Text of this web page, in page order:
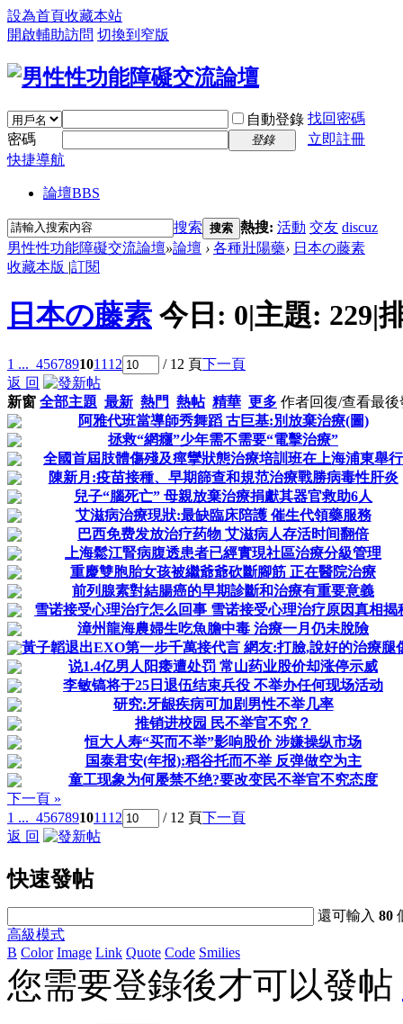
設為首頁收藏本站
開啟輔助訪問 切換到窄版
自動登錄 找回密碼
密碼
登錄
立即註冊
快捷導航
論壇BBS
搜索 搜索 熱搜: 活動 交友 discuz
男性性功能障礙交流論壇»論壇 › 各種壯陽藥› 日本の藤素
收藏本版 |訂閱
日本の藤素 今日: 0|主題: 229|
1 ... 4567891011 12 / 12 頁下一頁
返 回
新窗 全部主題 最新 熱門 熱帖 精華 更多 作者回復/查看最後
阿雅代班當導師秀舞蹈 古巨基:別放棄治療(圖)
拯救“網癮”少年需不需要“電擊治療”
全國首屆肢體傷殘及痙攣狀態治療培訓班在上海浦東舉行
陳新月:疫苗接種、早期篩查和規范治療戰勝病毒性肝炎
兒子“腦死亡” 母親放棄治療捐獻其器官救助6人
艾滋病治療現狀:最缺臨床陪護 催生代領藥服務
巴西免费发放治疗药物 艾滋病人存活时间翻倍
上海鬆江腎病腹透患者已經實現社區治療分級管理
重慶雙胞胎女孩被繼爺爺砍斷腳筋 正在醫院治療
前列腺素對結腸癌的早期診斷和治療有重要意義
雪诺接受心理治疗怎么回事 雪诺接受心理治疗原因真相揭
漳州龍海農婦生吃魚膽中毒 治療一月仍未脫險
黃子韜退出EXO第一步千萬接代言 網友:打臉,說好的治療腿
说1.4亿男人阳痿遭处罚 常山药业股价却涨停示威
李敏镐将于25日退伍结束兵役 不举办任何现场活动
研究:牙龈疾病可加剧男性不举几率
推销进校园 民不举官不究？
恒大人寿“买而不举”影响股价 涉嫌操纵市场
国泰君安(年报):稻谷托而不举 反弹做空为主
童工现象为何屡禁不绝?要改变民不举官不究态度
下一頁 »
1 ... 4567891011 12 / 12 頁下一頁
返 回
快速發帖
還可輸入80
高級模式
B Color Image Link Quote Code Smilies
您需要登錄後才可以發帖